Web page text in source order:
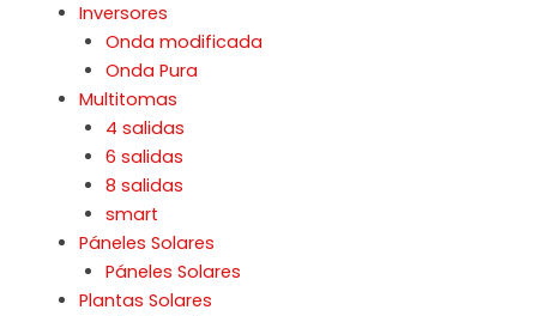
Inversores
Onda modificada
Onda Pura
Multitomas
4 salidas
6 salidas
8 salidas
smart
Páneles Solares
Páneles Solares
Plantas Solares